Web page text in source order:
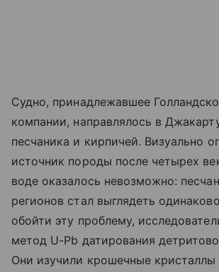
Судно, принадлежавшее
компании, направлялось в
песчаника и кирпичей. Визуально
источник породы после четырех
воде оказалось невозможно:
регионов стал выглядеть
обойти эту проблему,
метод U-Pb датирования
Они изучили крошечные кристаллы